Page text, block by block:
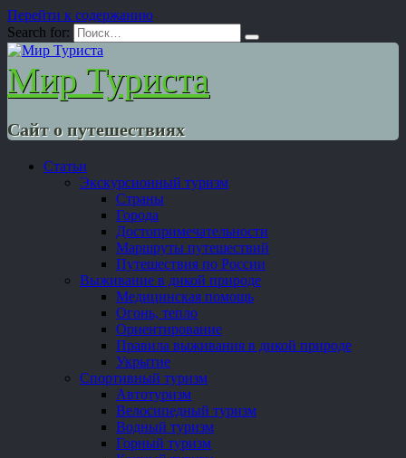
Перейти к содержанию
Search for:
Мир Туриста
Сайт о путешествиях
Статьи
Экскурсионный туризм
Страны
Города
Достопримечательности
Маршруты путешествий
Путешествия по России
Выживание в дикой природе
Медицинская помощь
Огонь, тепло
Ориентирование
Правила выживания в дикой природе
Укрытие
Спортивный туризм
Автотуризм
Велосипедный туризм
Водный туризм
Горный туризм